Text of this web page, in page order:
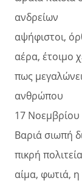
ανδρείων
αψήφιστοι,
αέρα, έτοιμο
πως
ανθρώπου
17 Νοεμβρίου
Βαριά σιωπή
πικρή
αίμα, φωτιά,